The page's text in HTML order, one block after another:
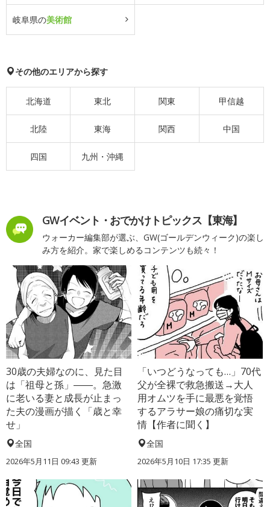
岐阜県の美術館
その他のエリアから探す
北海道 東北 関東 甲信越
北陸 東海 関西 中国
四国 九州・沖縄
GWイベント・おでかけトピックス【東海】
ウォーカー編集部が選ぶ、GW(ゴールデンウィーク)の楽し
み方を紹介。家で楽しめるコンテンツも続々！
30歳の夫婦なのに、見た目
は「祖母と孫」――。急激
に老いる妻と成長が止まっ
た夫の漫画が描く「歳と幸
せ」
全国
2026年5月11日 09:43 更新
「いつどうなっても…」70代
父が全裸で救急搬送→大人
用オムツを手に最悪を覚悟
するアラサー娘の痛切な実
情【作者に聞く】
全国
2026年5月10日 17:35 更新